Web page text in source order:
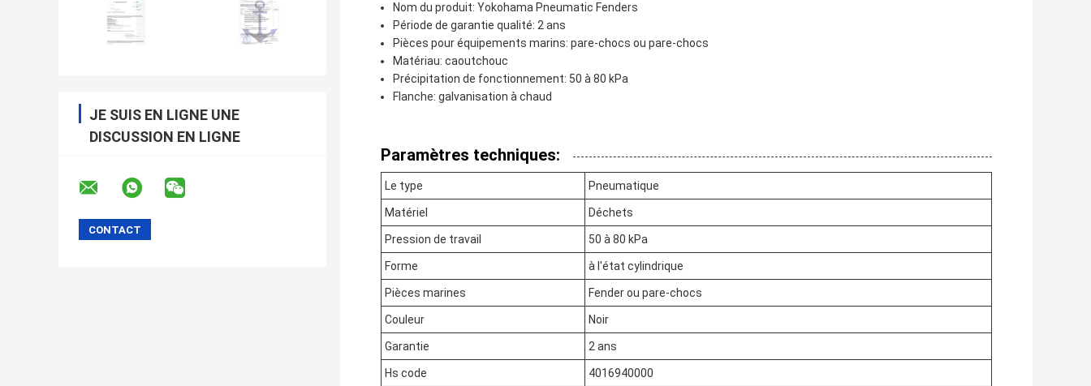
JE SUIS EN LIGNE UNE
DISCUSSION EN LIGNE
Nom du produit: Yokohama Pneumatic Fenders
Période de garantie qualité: 2 ans
Pièces pour équipements marins: pare-chocs ou pare-chocs
Matériau: caoutchouc
Précipitation de fonctionnement: 50 à 80 kPa
Flanche: galvanisation à chaud
Paramètres techniques:
Le type Pneumatique
Matériel Déchets
Pression de travail 50 à 80 kPa
Forme à l'état cylindrique
Pièces marines Fender ou pare-chocs
Couleur Noir
Garantie 2 ans
Hs code 4016940000